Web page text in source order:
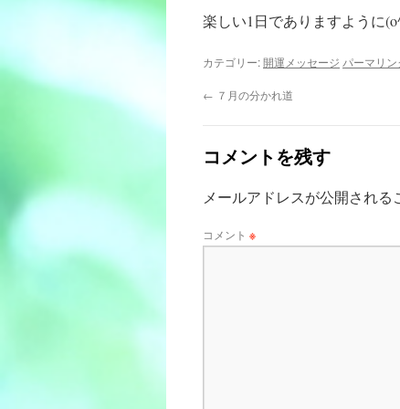
楽しい1日でありますように
カテゴリー:開運メッセージ パーマリン
← ７月の分かれ道
コメントを残す
メールアドレスが公開される
コメント ※